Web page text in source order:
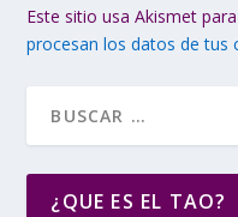
Este sitio usa Akismet
procesan los datos de tus
¿QUE ES EL TAO?